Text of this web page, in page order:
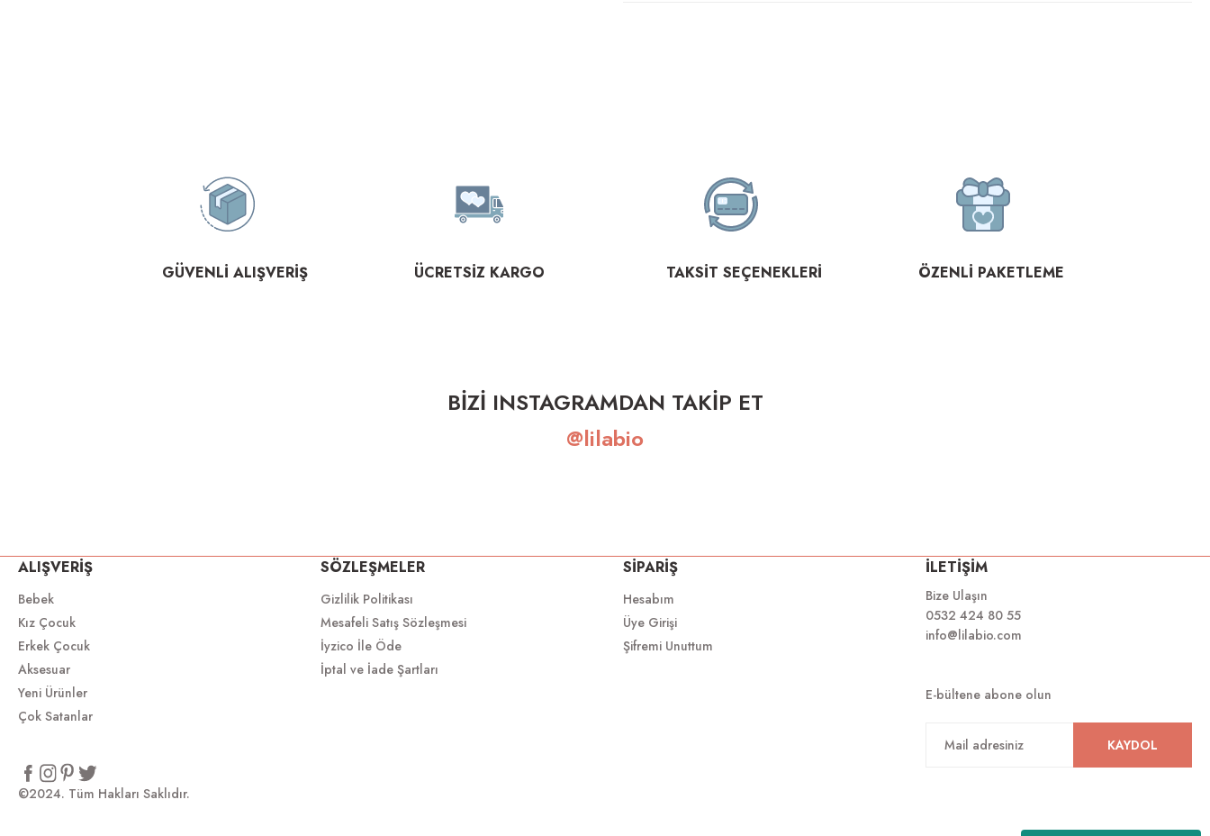
GÜVENLİ ALIŞVERİŞ ÜCRETSİZ KARGO TAKSİT SEÇENEKLERİ ÖZENLİ PAKETLEME
BİZİ INSTAGRAMDAN TAKİP ET
@lilabio
ALIŞVERİŞ
Bebek
Kız Çocuk
Erkek Çocuk
Aksesuar
Yeni Ürünler
Çok Satanlar
SÖZLEŞMELER
Gizlilik Politikası
Mesafeli Satış Sözleşmesi
İyzico İle Öde
İptal ve İade Şartları
SİPARİŞ
Hesabım
Üye Girişi
Şifremi Unuttum
İLETİŞİM
Bize Ulaşın
0532 424 80 55
info@lilabio.com
E-bültene abone olun
KAYDOL
©2024. Tüm Hakları Saklıdır.